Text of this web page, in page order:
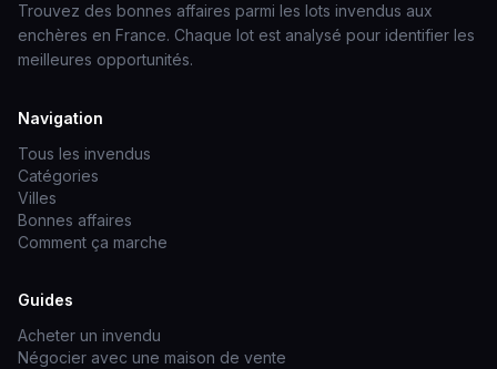
Trouvez des bonnes affaires parmi les lots invendus aux
enchères en France. Chaque lot est analysé pour identifier les
meilleures opportunités.
Navigation
Tous les invendus
Catégories
Villes
Bonnes affaires
Comment ça marche
Guides
Acheter un invendu
Négocier avec une maison de vente